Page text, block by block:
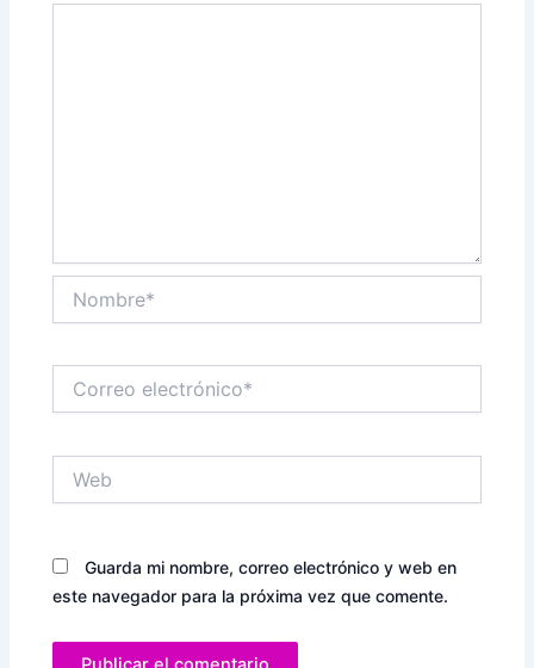
electrónico*
Guarda mi nombre, correo electrónico y web en
este navegador para la próxima vez que comente.